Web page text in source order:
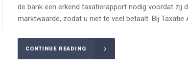
de bank een erkend taxatierapport nodig voordat
marktwaarde, zodat u niet te veel betaalt. Bij Taxatie
CONTINUE READING